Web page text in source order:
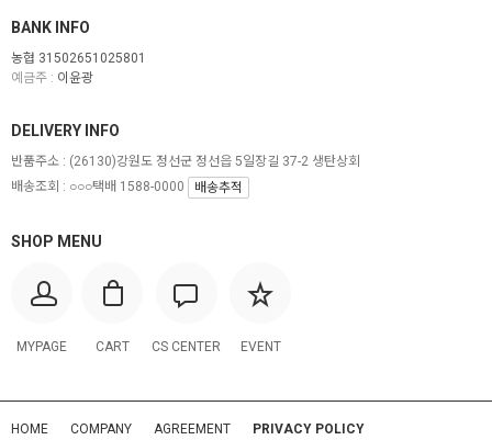
BANK INFO
농협 31502651025801
예금주 : 이윤광
SHOP MENU
MYPAGE CART CS CENTER EVENT
DELIVERY INFO
반품주소 : (26130)강원도 정선군 정선읍 5일장길 37-2 생탄상회
배송조회 : ○○○택배 1588-0000
배송추적
HOME COMPANY AGREEMENT PRIVACY POLICY